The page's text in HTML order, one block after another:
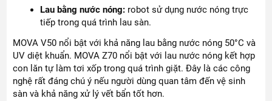
Lau bằng nước nóng: robot sử dụng nước nóng trực
tiếp trong quá trình lau sàn.
MOVA V50 nổi bật với khả năng lau bằng nước nóng 50°C và
UV diệt khuẩn. MOVA Z70 nổi bật với lau nước nóng kết hợp
con lăn tự làm tơi xốp trong quá trình giặt. Đây là các công
nghệ rất đáng chú ý nếu người dùng quan tâm đến vệ sinh
sàn và khả năng xử lý vết bẩn tốt hơn.